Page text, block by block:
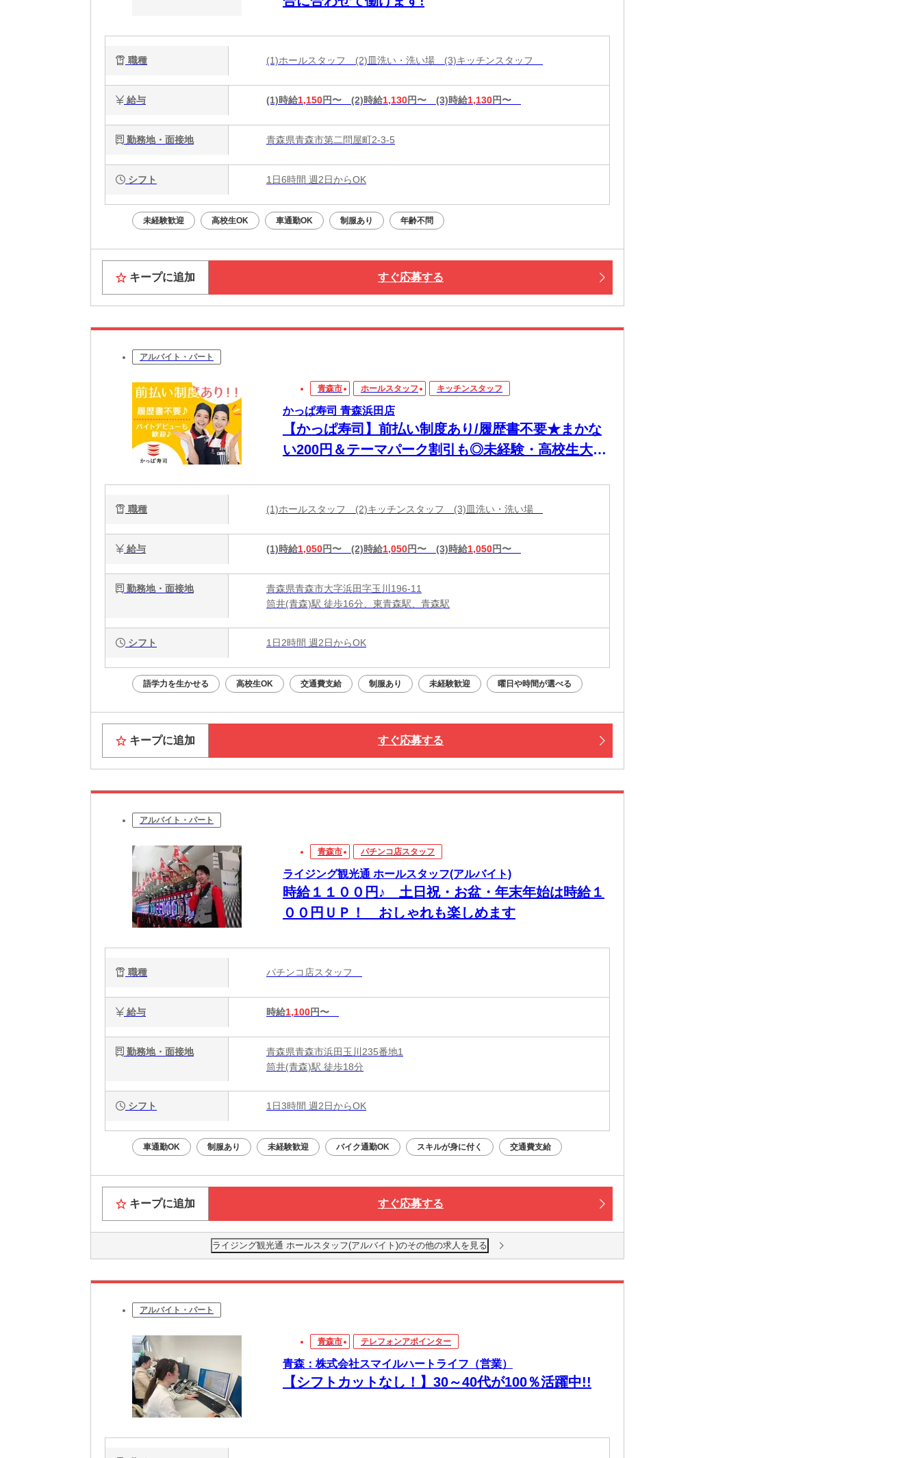
職種 (1)ホールスタッフ (2)皿洗い・洗い場 (3)キッチンスタッフ
給与 (1)時給1,150円〜 (2)時給1,130円〜 (3)時給1,130円〜
勤務地・面接地 青森県青森市第二問屋町2-3-5
シフト 1日6時間 週2日からOK
未経験歓迎 高校生OK 車通勤OK 制服あり 年齢不問
キープに追加 すぐ応募する
アルバイト・パート
青森市 ホールスタッフ キッチンスタッフ
かっぱ寿司 青森浜田店
【かっぱ寿司】前払い制度あり/履歴書不要★まかな
い200円＆テーマパーク割引も◎未経験・高校生大歓
職種 (1)ホールスタッフ (2)キッチンスタッフ (3)皿洗い・洗い場
給与 (1)時給1,050円〜 (2)時給1,050円〜 (3)時給1,050円〜
勤務地・面接地
青森県青森市大字浜田字玉川196-11
筒井(青森)駅 徒歩16分、東青森駅、青森駅
シフト 1日2時間 週2日からOK
語学力を生かせる 高校生OK 交通費支給 制服あり 未経験歓迎 曜日や時間が選べる
キープに追加 すぐ応募する
アルバイト・パート
青森市 パチンコ店スタッフ
ライジング観光通 ホールスタッフ(アルバイト)
時給１１００円♪ 土日祝・お盆・年末年始は時給１
００円ＵＰ！ おしゃれも楽しめます
職種 パチンコ店スタッフ
給与 時給1,100円〜
勤務地・面接地
青森県青森市浜田玉川235番地1
筒井(青森)駅 徒歩18分
シフト 1日3時間 週2日からOK
車通勤OK 制服あり 未経験歓迎 バイク通勤OK スキルが身に付く 交通費支給
キープに追加 すぐ応募する
ライジング観光通 ホールスタッフ(アルバイト)のその他の求人を見る
アルバイト・パート
青森市 テレフォンアポインター
青森：株式会社スマイルハートライフ（営業）
【シフトカットなし！】30～40代が100％活躍中!!